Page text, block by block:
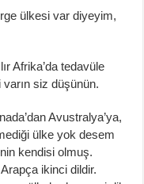
ülkesi var diyeyim,
Afrika’da tedavüle
varın siz düşünün.
Avustralya’ya,
ülke yok desem
kendisi olmuş.
ikinci dildir.